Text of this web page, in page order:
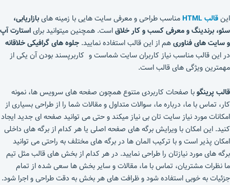
اینقالب HTML مناسب طراحی و معرفی سایت هایی با زمینه هایبازاریابی،
سئو، برندینگ و معرفی کسب و کار خلاقاست. همچنین میتوانید برایاستارت آپ
و سایت های فناوریهم از این قالب استفاده نمایید. جلوه های گرافیکی خلاقانه
در این قالب مناسب نیاز کاربران سایت شماست و کاربرپسند بودن آن یکی از
مهمترین ویژگی های قالب است.
قالب پرینگوبا صفحات کاربردی متنوع همچون صفحه های سرویس ها، نمونه
کار، تماس با ما، درباره ما، سوالات متداول و مقالات شما را از طراحی بسیاری از
امکانات مورد نیاز سایت تان بی نیاز میکند و حتی می توانید صفحه ای جدید ایجاد
کنید. این امکان با ویرایش برگه های صفحه اصلی یا هر کدام از برگه های داخلی
امکان پذیر است و با ترکیب المان ها در برگه های مختلف به راحتی می توانید
برگه های مورد نیازتان را طراحی نمایید. در هر کدام از بخش های قالب مثل تیم
ما نظرات مشتریان، تماس با ما، مقالات و سایر بخش ها سعی شده از تمام
جزئیات به خوبی استفاده شود و ظرافت های هر بخش به دقت طراحی و اجرا شود.